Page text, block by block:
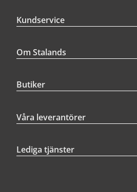
Kundservice
Om Stalands
Butiker
Våra leverantörer
Lediga tjänster